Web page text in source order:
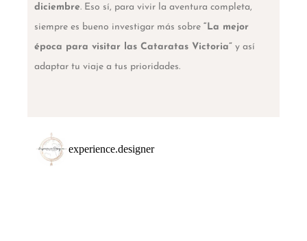
diciembre. Eso sí, para vivir la aventura completa,
siempre es bueno investigar más sobre“La mejor
época para visitar las Cataratas Victoria” y así
adaptar tu viaje a tus prioridades.
experience.designer